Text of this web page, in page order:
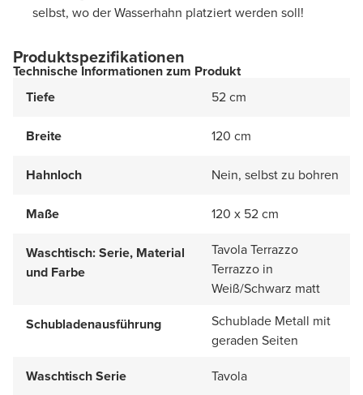
selbst, wo der Wasserhahn platziert werden soll!
Produktspezifikationen
Technische Informationen zum Produkt
Tiefe
52 cm
Breite 120 cm
Hahnloch Nein, selbst zu bohren
Maße 120 x 52 cm
Waschtisch: Serie, Material
und Farbe
Tavola Terrazzo
Terrazzo in
Weiß/Schwarz matt
Schubladenausführung
Schublade Metall mit
geraden Seiten
Waschtisch Serie
Tavola